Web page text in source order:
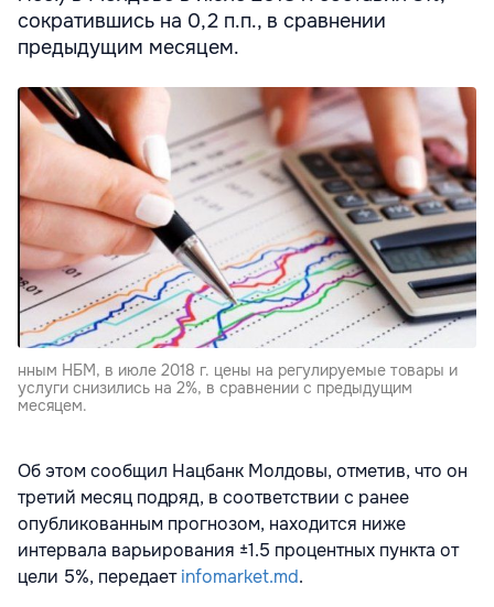
сократившись на 0,2 п.п., в сравнении
предыдущим месяцем.
нным НБМ, в июле 2018 г. цены на регулируемые товары и
услуги снизились на 2%, в сравнении с предыдущим
месяцем.
Об этом сообщил Нацбанк Молдовы, отметив, что он
третий месяц подряд, в соответствии с ранее
опубликованным прогнозом, находится ниже
интервала варьирования ±1.5 процентных пункта от
цели 5%, передаетinfomarket.md.